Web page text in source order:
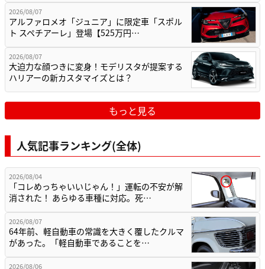
2026/08/07
アルファロメオ「ジュニア」に限定車「スポル
ト スペチアーレ」登場【525万円…
2026/08/07
大迫力な顔つきに変身！モデリスタが提案する
ハリアーの新カスタマイズとは？
もっと見る
人気記事ランキング(全体)
2026/08/04
「コレめっちゃいいじゃん！」運転の不安が解
消された！ あらゆる車種に対応。死…
2026/08/07
64年前、軽自動車の常識を大きく覆したクルマ
があった。「軽自動車であることを…
2026/08/06